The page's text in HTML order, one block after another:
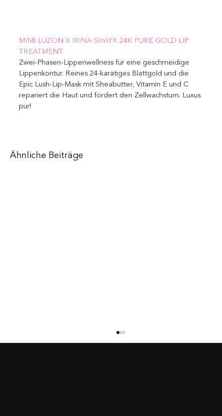
MIMI LUZON X IRINA SHAYK 24K PURE GOLD LIP
TREATMENT
Zwei-Phasen-Lippenwellness für eine geschmeidige
Lippenkontur. Reines 24-karätiges Blattgold und die
Epic Lush-Lip-Mask mit Sheabutter, Vitamin E und C
repariert die Haut und fördert den Zellwachstum. Luxus
pur!
Ähnliche Beiträge